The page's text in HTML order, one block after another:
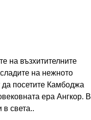
на възхитителните
на нежното
посетите Камбоджа
ера Ангкор. В
в света..